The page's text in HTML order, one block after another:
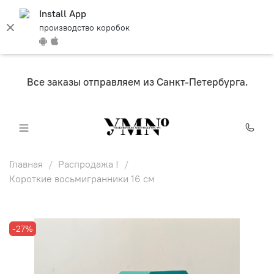
Install App
производство коробок
Все заказы отправляем из Санкт-Петербурга.
Главная
Распродажа !
Короткие восьмигранники 16 см
-27%